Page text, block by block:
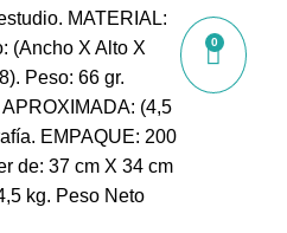
0
MATERIAL:
(Ancho X Alto X
Peso: 66 gr.
(4,5
EMPAQUE: 200
de: 37 cm X 34 cm
kg. Peso Neto